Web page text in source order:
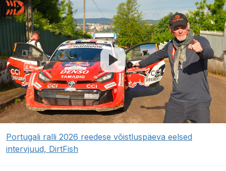
Portugali ralli 2026 reedese võistluspäeva eelsed
intervjuud, DirtFish